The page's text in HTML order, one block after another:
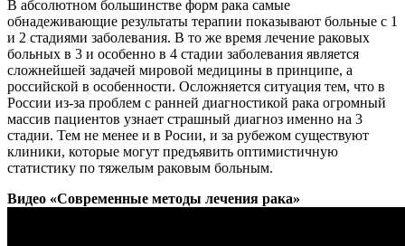
В абсолютном большинстве форм рака самые
обнадеживающие результаты терапии показывают больные с 1
и 2 стадиями заболевания. В то же время лечение раковых
больных в 3 и особенно в 4 стадии заболевания является
сложнейшей задачей мировой медицины в принципе, а
российской в особенности. Осложняется ситуация тем, что в
России из-за проблем с ранней диагностикой рака огромный
массив пациентов узнает страшный диагноз именно на 3
стадии. Тем не менее и в Росии, и за рубежом существуют
клиники, которые могут предъявить оптимистичную
статистику по тяжелым раковым больным.
Видео «Современные методы лечения рака»